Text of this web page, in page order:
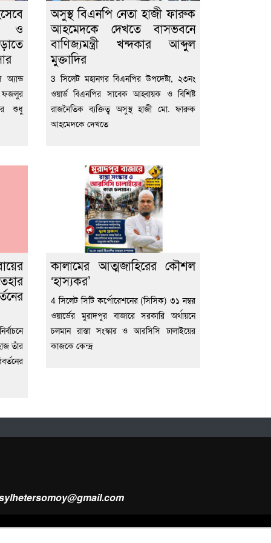
ও
ফজলুর
শুধু
অসুস্থ বিএনপি নেতা হাজী ফারুক
আহমেদকে দেখতে বাসভবনে
বাণিজ্যমন্ত্রী খন্দকার আব্দুল
মুক্তাদির
3 সিলেট মহানগর বিএনপির উপদেষ্টা, ২৩নং
ওয়ার্ড বিএনপির সাবেক আহ্বায়ক ও বিশিষ্ট
রাজনৈতিক ব্যক্তিত্ব অসুস্থ হাজী মো. ফারুক
আহমেদকে দেখতে
তাঁর
কালামের আত্মজাহিরের কৌশল
‘হাস্যকর’
4 সিলেট সিটি কর্পোরেশনের (সিসিক) ৩১ নম্বর
ওয়ার্ডের মুরাদপুর বাজারে সরকারি অর্থায়নে
চলমান রাস্তা সংস্কার ও আরসিসি ঢালাইয়ের
কাজকে কেন্দ্র
Design & Developed byWeb Nest